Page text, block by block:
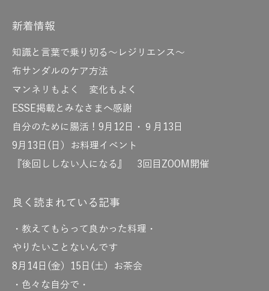
新着情報
知識と言葉で乗り切る～レジリエンス～
布サンダルのケア方法
マンネリもよく 変化もよく
ESSE掲載とみなさまへ感謝
自分のために腸活！9月12日・９月13日
9月13日(日）お料理イベント
『後回ししない人になる』 3回目ZOOM開催
良く読まれている記事
・教えてもらって良かった料理・
やりたいことないんです
8月14日(金）15日(土）お茶会
・色々な自分で・